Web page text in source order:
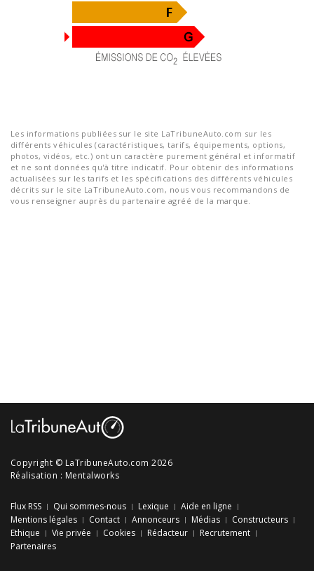
Les informations publiées sur le site LaTribuneAuto.com sur les
différents véhicules (caractéristiques, tarifs, équipements, options,
photos, vidéos, etc.) ont un caractère purement général et informatif
et ne sont données qu'à titre indicatif. Pour obtenir des informations
actualisées sur les tarifs et les spécifications des différents véhicules
décrits sur le site LaTribuneAuto.com, nous vous recommandons de
vous renseigner auprès du partenaire agréé de la marque.
Copyright © LaTribuneAuto.com 2026
Réalisation : Mentalworks
Flux RSS Qui sommes-nous Lexique
Aide en ligne
Mentions légales
Contact Annonceurs Médias
Constructeurs
Ethique
Vie privée Cookies Rédacteur
Recrutement
Partenaires